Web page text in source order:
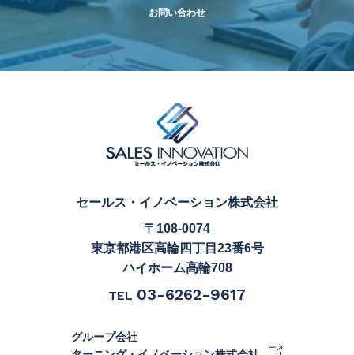
お問い合わせ
セールス・イノベーション株式会社
〒108-0074
東京都港区高輪四丁目23番6号
ハイホーム高輪708
TEL 03-6262-9617
グループ会社